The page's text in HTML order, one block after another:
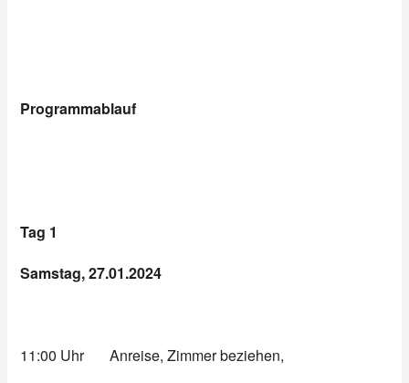
Programmablauf
Tag 1
Samstag, 27.01.2024
11:00 UhrAnreise, Zimmer beziehen,